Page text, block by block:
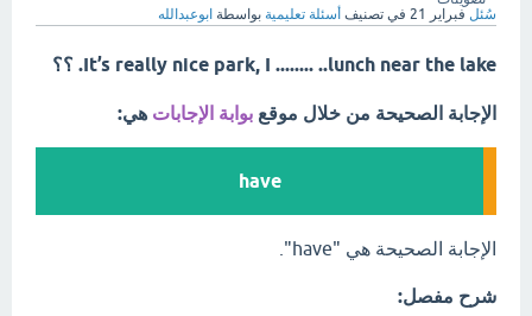
سُئل فبراير 21 في تصنيف أسئلة تعليمية بواسطة ابوعبدالله
It’s really nice park, I ........ ..lunch near the lake. ؟؟
الإجابة الصحيحة من خلال موقع بوابة الإجابات هي:
have
الإجابة الصحيحة هي "have".
شرح مفصل: